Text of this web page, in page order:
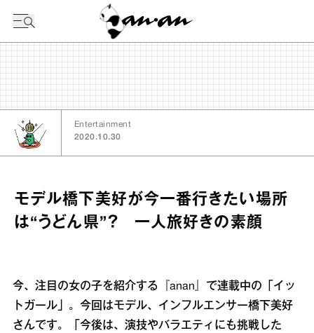
Entertainment
2020.10.30
モデル橋下美好が今一番行きたい場所
は“うどん県”？ 一人旅好きの素顔
今、注目の女の子を紹介する『anan』で連載中の「イッ
トガール」。今回はモデル、インフルエンサー橋下美好
さんです。「今後は、演技やバラエティにも挑戦した